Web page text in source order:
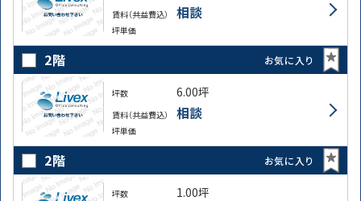
賃料（共益費込） 相談
坪単価
2階 お気に入り
坪数 6.00坪
賃料（共益費込） 相談
坪単価
2階 お気に入り
坪数 1.00坪